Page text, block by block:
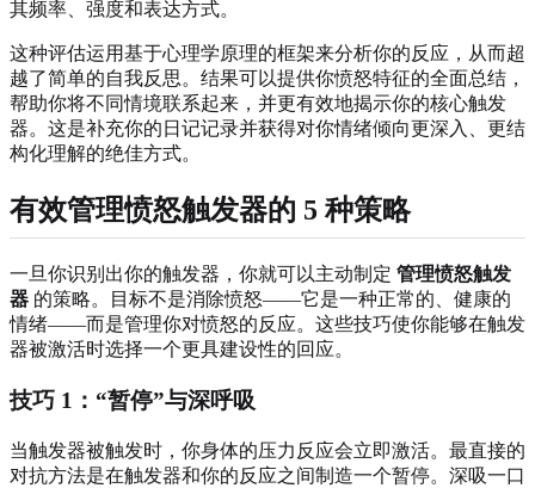
其频率、强度和表达方式。
这种评估运用基于心理学原理的框架来分析你的反应，从而超
越了简单的自我反思。结果可以提供你愤怒特征的全面总结，
帮助你将不同情境联系起来，并更有效地揭示你的核心触发
器。这是补充你的日记记录并获得对你情绪倾向更深入、更结
构化理解的绝佳方式。
有效管理愤怒触发器的 5 种策略
一旦你识别出你的触发器，你就可以主动制定 管理愤怒触发
器 的策略。目标不是消除愤怒——它是一种正常的、健康的
情绪——而是管理你对愤怒的反应。这些技巧使你能够在触发
器被激活时选择一个更具建设性的回应。
技巧 1：“暂停”与深呼吸
当触发器被触发时，你身体的压力反应会立即激活。最直接的
对抗方法是在触发器和你的反应之间制造一个暂停。深吸一口